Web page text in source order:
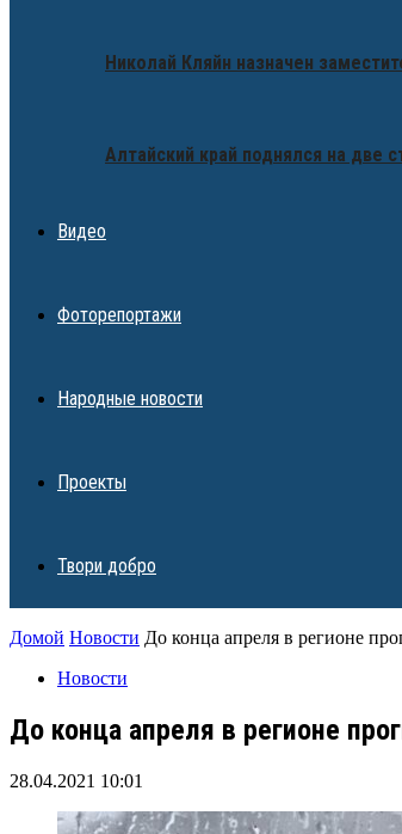
Николай Кляйн назначен
Алтайский край поднялся на две
Видео
Фоторепортажи
Народные новости
Проекты
Твори добро
Домой Новости До конца апреля в регионе
Новости
До конца апреля в регионе
28.04.2021 10:01